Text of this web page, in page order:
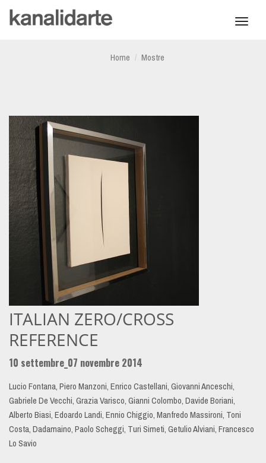
Home
Mostre
ITALIAN ZERO/CROSS
REFERENCE
10 settembre_07 novembre 2014
Lucio Fontana, Piero Manzoni, Enrico Castellani, Giovanni Anceschi,
Gabriele De Vecchi, Grazia Varisco, Gianni Colombo, Davide Boriani,
Alberto Biasi, Edoardo Landi, Ennio Chiggio, Manfredo Massironi, Toni
Costa, Dadamaino, Paolo Scheggi, Turi Simeti, Getulio Alviani, Francesco
Lo Savio